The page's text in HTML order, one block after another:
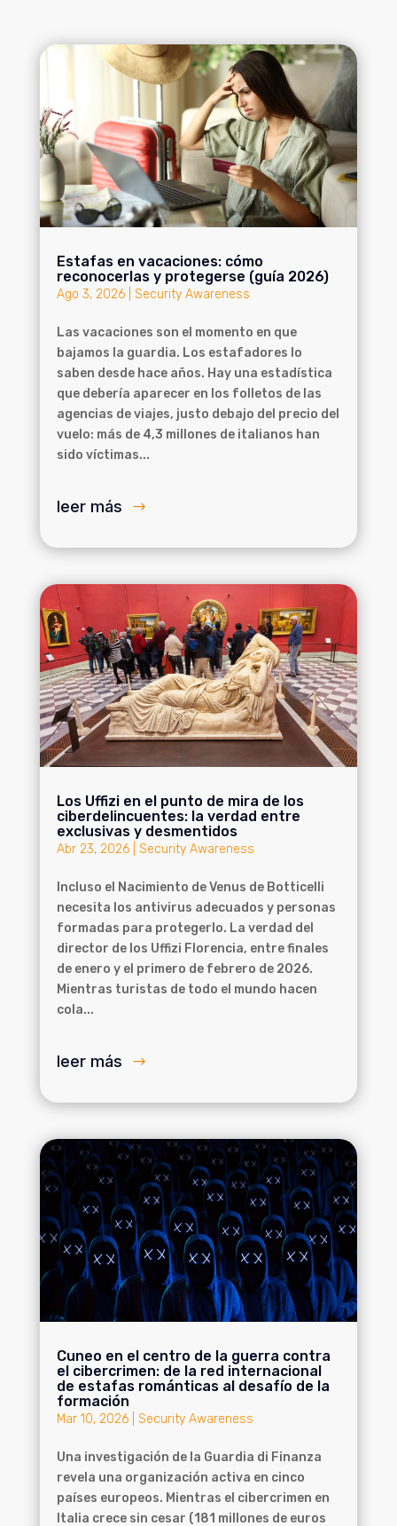
Estafas en vacaciones: cómo
reconocerlas y protegerse (guía 2026)
Ago 3, 2026| Security Awareness
Las vacaciones son el momento en que
bajamos la guardia. Los estafadores lo
saben desde hace años. Hay una estadística
que debería aparecer en los folletos de las
agencias de viajes, justo debajo del precio del
vuelo: más de 4,3 millones de italianos han
sido víctimas...
leer más
Los Uffizi en el punto de mira de los
ciberdelincuentes: la verdad entre
exclusivas y desmentidos
Abr 23, 2026| Security Awareness
Incluso el Nacimiento de Venus de Botticelli
necesita los antivirus adecuados y personas
formadas para protegerlo. La verdad del
director de los Uffizi Florencia, entre finales
de enero y el primero de febrero de 2026.
Mientras turistas de todo el mundo hacen
cola...
leer más
Cuneo en el centro de la guerra contra
el cibercrimen: de la red internacional
de estafas románticas al desafío de la
formación
Mar 10, 2026| Security Awareness
Una investigación de la Guardia di Finanza
revela una organización activa en cinco
países europeos. Mientras el cibercrimen en
Italia crece sin cesar (181 millones de euros